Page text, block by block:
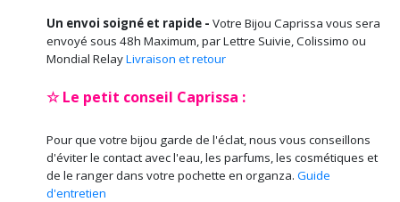
Un envoi soigné et rapide - Votre Bijou Caprissa vous sera
envoyé sous 48h Maximum, par Lettre Suivie, Colissimo ou
Mondial RelayLivraison et retour
☆ Le petit conseil Caprissa :
Pour que votre bijou garde de l'éclat, nous vous conseillons
d'éviter le contact avec l'eau, les parfums, les cosmétiques et
de le ranger dans votre pochette en organza. Guide
d'entretien